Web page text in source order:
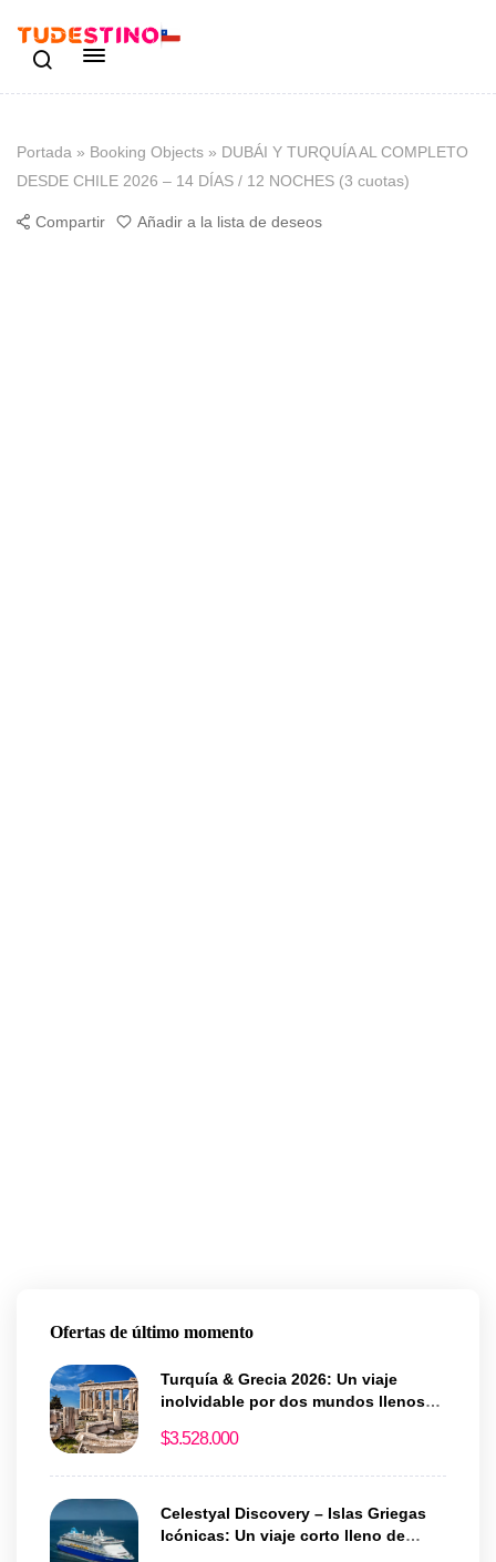
Portada » Booking Objects » DUBÁI Y TURQUÍA AL COMPLETO
DESDE CHILE 2026 – 14 DÍAS / 12 NOCHES (3 cuotas)
Compartir Añadir a la lista de deseos
Ofertas de último momento
Turquía & Grecia 2026: Un viaje
inolvidable por dos mundos llenos
$3.528.000
Celestyal Discovery – Islas Griegas
Icónicas: Un viaje corto lleno de